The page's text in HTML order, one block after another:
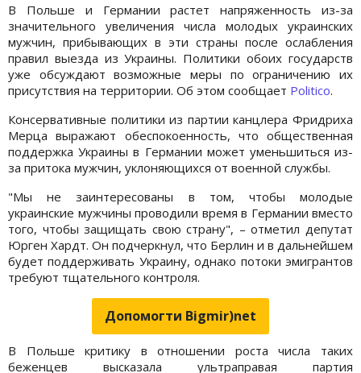
В Польше и Германии растет напряженность из-за
значительного увеличения числа молодых украинских
мужчин, прибывающих в эти страны после ослабления
правил выезда из Украины. Политики обоих государств
уже обсуждают возможные меры по ограничению их
присутствия на территории. Об этом сообщает Politico.
Консервативные политики из партии канцлера Фридриха
Мерца выражают обеспокоенность, что общественная
поддержка Украины в Германии может уменьшиться из-
за притока мужчин, уклоняющихся от военной службы.
"Мы не заинтересованы в том, чтобы молодые
украинские мужчины проводили время в Германии вместо
того, чтобы защищать свою страну", – отметил депутат
Юрген Хардт. Он подчеркнул, что Берлин и в дальнейшем
будет поддерживать Украину, однако потоки эмигрантов
требуют тщательного контроля.
Допомогти Bigmir)net
В Польше критику в отношении роста числа таких
беженцев высказала ультраправая партия